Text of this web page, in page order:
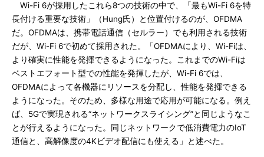
Wi-Fi 6が採用したこれら8つの技術の中で、「最もWi-Fi 6を特
長付ける重要な技術」（Hung氏）と位置付けるのが、OFDMA
だ。OFDMAは、携帯電話通信（セルラー）でも利用される技術
だが、Wi-Fi 6で初めて採用された。「OFDMAにより、Wi-Fiは、
より確実に性能を発揮できるようになった。これまでのWi-Fiは
ベストエフォート型での性能を発揮したが、Wi-Fi 6では、
OFDMAによって各機器にリソースを分配し、性能を発揮できる
ようになった。そのため、多様な用途で応用が可能になる。例え
ば、5Gで実現される“ネットワークスライシング”と同じようなこ
とが行えるようになった。同じネットワークで低消費電力のIoT
通信と、高解像度の4Kビデオ配信にも使える」と述べた。